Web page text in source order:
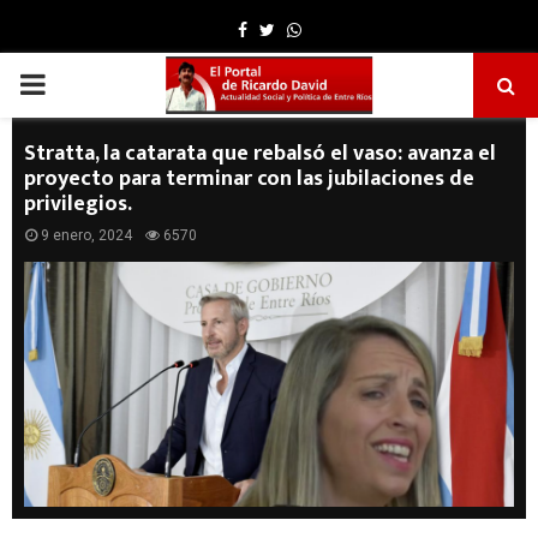
Facebook
TwitterWhatsapp
PRIMARY
MENU
Stratta, la catarata que rebalsó el vaso: avanza el
proyecto para terminar con las jubilaciones de
privilegios.
9 enero, 2024 6570